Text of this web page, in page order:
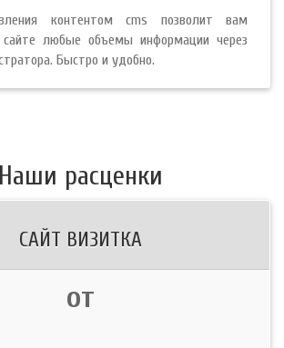
контентом cms позволит вам
любые объемы информации через
Быстро и удобно.
Наши расценки
САЙТ ВИЗИТКА
от